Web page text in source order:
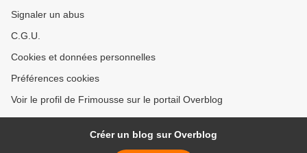
Signaler un abus
C.G.U.
Cookies et données personnelles
Préférences cookies
Voir le profil de Frimousse sur le portail Overblog
Créer un blog sur Overblog